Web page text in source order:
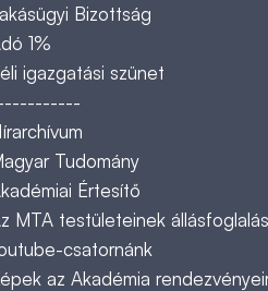
Bizottság
1%
igazgatási szünet
Tudomány
Értesítő
MTA testületeinek
csatornánk
az Akadémia